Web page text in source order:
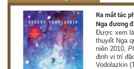
Ra mắt tác
Nga đương
Được xem
thuyết Nga
niên 2010,
định vị trí
Vodolazkin